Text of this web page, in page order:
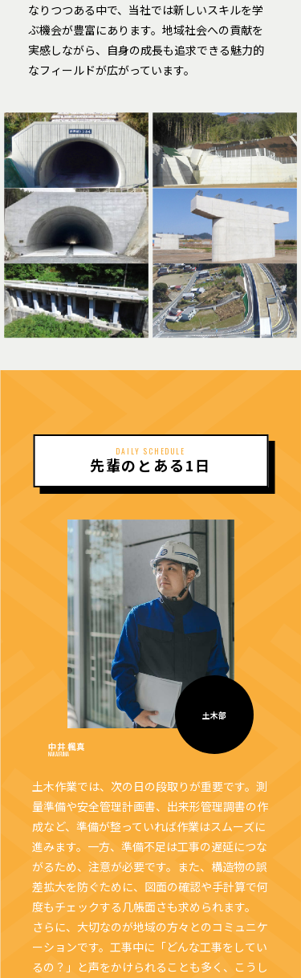
なりつつある中で、当社では新しいスキルを学
ぶ機会が豊富にあります。地域社会への貢献を
実感しながら、自身の成長も追求できる魅力的
なフィールドが広がっています。
土木部
中井 楓真
NAKAI FUMA
土木作業では、次の日の段取りが重要です。測
量準備や安全管理計画書、出来形管理調書の作
成など、準備が整っていれば作業はスムーズに
進みます。一方、準備不足は工事の遅延につな
がるため、注意が必要です。また、構造物の誤
差拡大を防ぐために、図面の確認や手計算で何
度もチェックする几帳面さも求められます。
さらに、大切なのが地域の方々とのコミュニケ
ーションです。工事中に「どんな工事をしてい
るの？」と声をかけられることも多く、こうし
DAILY SCHEDULE
先輩のとある1日